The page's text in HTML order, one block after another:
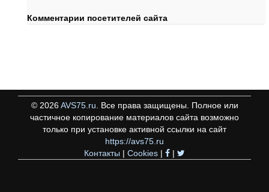
Комментарии посетителей сайта
© 2026 AVS75.ru. Все права защищены. Полное или
частичное копирование материалов сайта возможно
только при установке активной ссылки на сайт
https://avs75.ru
Контакты | Cookies | |